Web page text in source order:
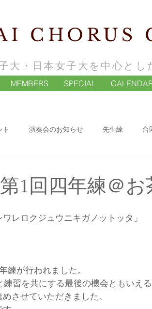
CHORUS
大・日本女子大を中心と
MEMBERS SPECIAL
ト 演奏会のお知らせ 先生練 合
1回四年練＠お
レロクジュウニキガノットッタ」
練が行われました。
習を共にする最後の機会ともいえ
させていただきました。